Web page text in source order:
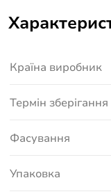
Країна виробник
Термін зберігання
Фасування
Упаковка